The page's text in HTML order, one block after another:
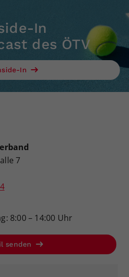
In
des ÖTV
In
7
8:00 – 14:00 Uhr
senden